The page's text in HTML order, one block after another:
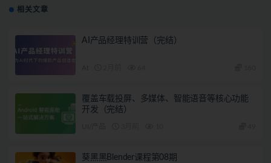
相关文章
AI产品经理特训营（完结）
覆盖车载投屏、多媒体、智能语音等核心功能
开发（完结）
葵黑黑Blender课程第08期